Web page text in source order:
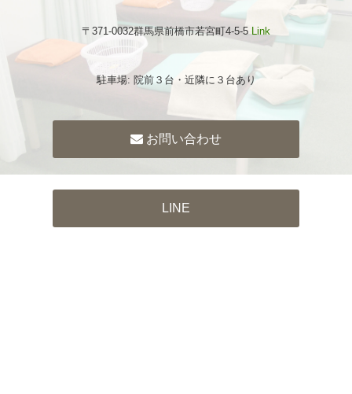
〒371-0032群馬県前橋市若宮町4-5-5 Link
駐車場: 院前３台・近隣に３台あり
お問い合わせ
LINE